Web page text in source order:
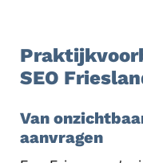
SEO
Van
aanvragen